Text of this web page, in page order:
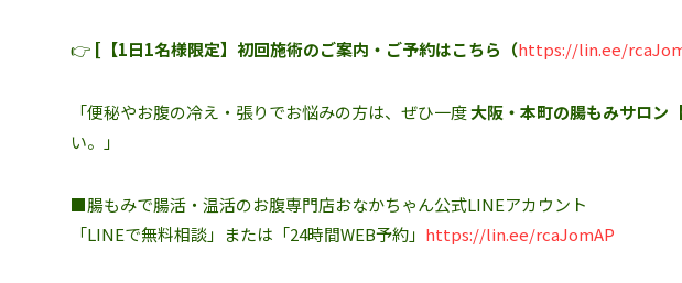
👉 [【1日1名様限定】初回施術のご案内・ご予約はこちら（https://lin.ee/
「便秘やお腹の冷え・張りでお悩みの方は、ぜひ一度大阪・本町の腸もみサロン
い。」
■腸もみで腸活・温活のお腹専門店おなかちゃん公式LINEアカウント‬
「LINEで無料相談」または「24時間WEB予約」 https://lin.ee/rcaJomAP